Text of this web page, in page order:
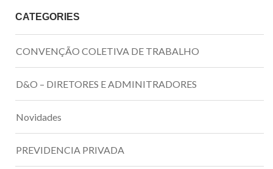
CATEGORIES
CONVENÇÃO COLETIVA DE TRABALHO
D&O – DIRETORES E ADMINITRADORES
Novidades
PREVIDENCIA PRIVADA